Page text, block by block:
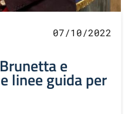
07/10/2022
e
linee guida per